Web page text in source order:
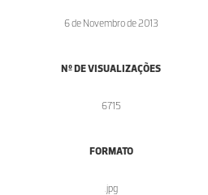
6 de Novembro de 2013
Nº DE VISUALIZAÇÕES
6715
FORMATO
.jpg